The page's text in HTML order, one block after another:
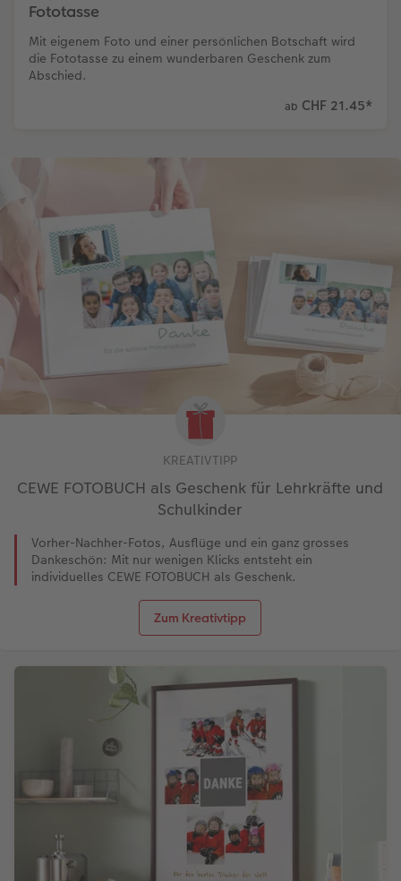
Fototasse
Mit eigenem Foto und einer persönlichen Botschaft wird
die Fototasse zu einem wunderbaren Geschenk zum
Abschied.
ab CHF 21.45*
KREATIVTIPP
CEWE FOTOBUCH als Geschenk für Lehrkräfte und
Schulkinder
Vorher-Nachher-Fotos, Ausflüge und ein ganz grosses
Dankeschön: Mit nur wenigen Klicks entsteht ein
individuelles CEWE FOTOBUCH als Geschenk.
Zum Kreativtipp